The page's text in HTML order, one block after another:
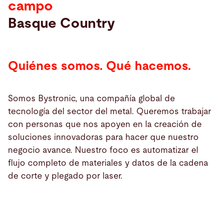
Search
your
campo
Basque Country
Quiénes somos. Qué hacemos.
Somos Bystronic, una compañía global de
tecnología del sector del metal. Queremos trabajar
con personas que nos apoyen en la creación de
soluciones innovadoras para hacer que nuestro
negocio avance. Nuestro foco es automatizar el
flujo completo de materiales y datos de la cadena
de corte y plegado por laser.